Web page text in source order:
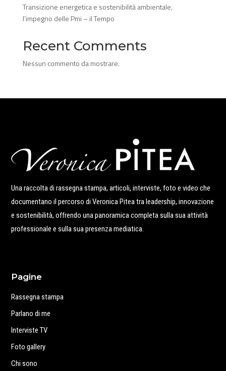
Transizione energetica e sostenibilità ambientale,
l’impegno delle Pmi – il Tempo
Recent Comments
Nessun commento da mostrare.
Una raccolta di rassegna stampa, articoli, interviste, foto e video che
documentano il percorso di Veronica Pitea tra leadership, innovazione
e sostenibilità, offrendo una panoramica completa sulla sua attività
professionale e sulla sua presenza mediatica.
Pagine
Rassegna stampa
Parlano di me
Interviste TV
Foto gallery
Chi sono